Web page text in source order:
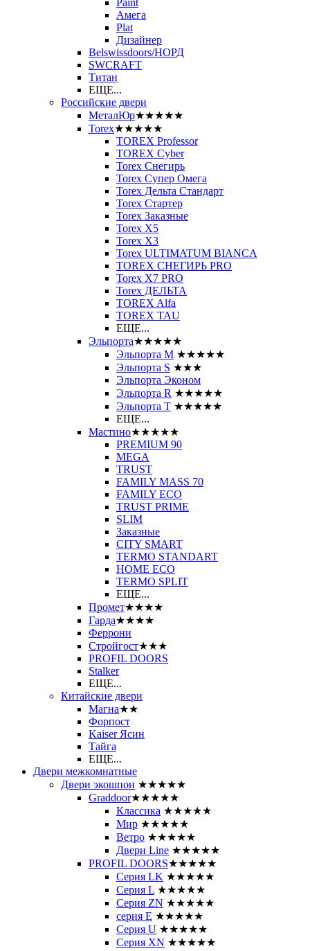
Амега
Plat
Дизайнер
Belswissdoors/НОРД
SWCRAFT
Титан
ЕЩЕ...
Российские двери
МеталЮр★★★★★
Torex★★★★★
TOREX Professor
TOREX Cyber
Torex Снегирь
Torex Супер Омега
Torex Дельта Стандарт
Torex Стартер
Torex Заказные
Torex Х5
Torex Х3
Torex ULTIMATUM BIANCA
TOREX СНЕГИРЬ PRO
Torex X7 PRO
Torex ДЕЛЬТА
TOREX Alfa
TOREX TAU
ЕЩЕ...
Эльпорта★★★★★
Эльпорта M ★★★★★
Эльпорта S ★★★
Эльпорта Эконом
Эльпорта R ★★★★★
Эльпорта Т ★★★★★
ЕЩЕ...
Мастино★★★★★
PREMIUM 90
MEGA
TRUST
FAMILY MASS 70
FAMILY ECO
TRUST PRIME
SLIM
Заказные
CITY SMART
TERMO STANDART
HOME ECO
ТЕRМО SPLIT
ЕЩЕ...
Промет★★★★
Гарда★★★★
Феррони
Стройгост★★★
PROFIL DOORS
Stalker
ЕЩЕ...
Китайские двери
Магна★★
Форпост
Kaiser Ясин
Тайга
ЕЩЕ...
Двери межкомнатные
Двери экошпон ★★★★★
Graddoor★★★★★
Классика ★★★★★
Мир ★★★★★
Ветро ★★★★★
Двери Line ★★★★★
PROFIL DOORS★★★★★
Серия LK ★★★★★
Серия L ★★★★★
Серия ZN ★★★★★
серия E ★★★★★
Серия U ★★★★★
Серия XN ★★★★★